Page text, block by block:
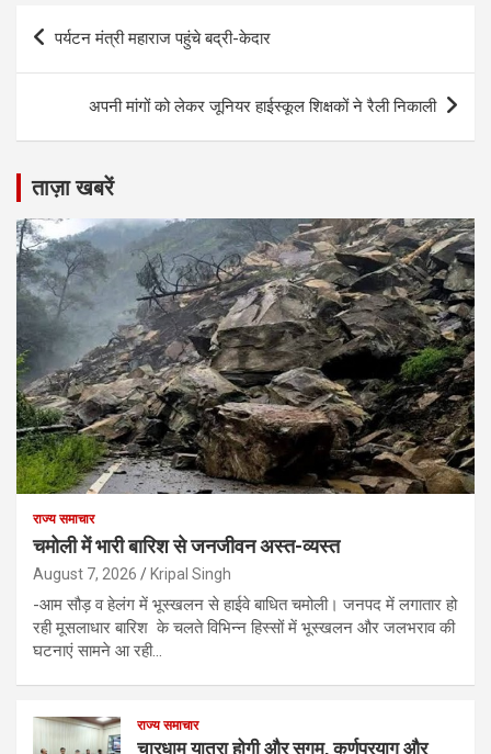
Post
navigation
पर्यटन मंत्री महाराज पहुंचे बद्री-केदार
अपनी मांगों को लेकर जूनियर हाईस्कूल शिक्षकों ने रैली निकाली
ताज़ा खबरें
राज्य समाचार
चमोली में भारी बारिश से जनजीवन अस्त-व्यस्त
August 7, 2026 Kripal Singh
-आम सौड़ व हेलंग में भूस्खलन से हाईवे बाधित चमोली। जनपद में लगातार हो
रही मूसलाधार बारिश के चलते विभिन्न हिस्सों में भूस्खलन और जलभराव की
घटनाएं सामने आ रही…
राज्य समाचार
चारधाम यात्रा होगी और सुगम, कर्णप्रयाग और